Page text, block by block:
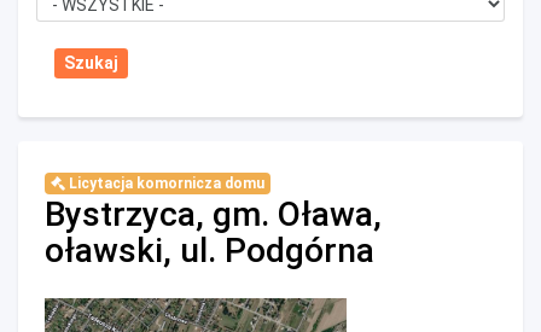
Licytacja komornicza domu
Bystrzyca, gm. Oława,
oławski, ul. Podgórna